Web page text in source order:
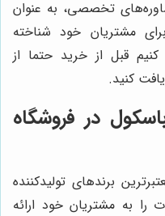
تخصصی، به عنوان
مشتریان خود شناخته
قبل از خرید حتما از
کنید.
در فروشگاه
برندهای تولیدکننده
را به مشتریان خود ارائه